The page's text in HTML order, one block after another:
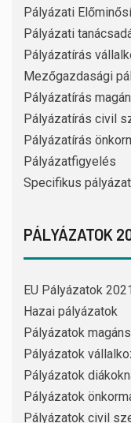
Pályázati
Pályázati
Pályázatírás
Mezőgazdasági
Pályázatírás
Pályázatírás civil
Pályázatírás
Pályázatfigyelés
Specifikus
PÁLYÁZATOK
EU Pályázatok
Hazai pályázatok
Pályázatok
Pályázatok
Pályázatok
Pályázatok
Pályázatok civil